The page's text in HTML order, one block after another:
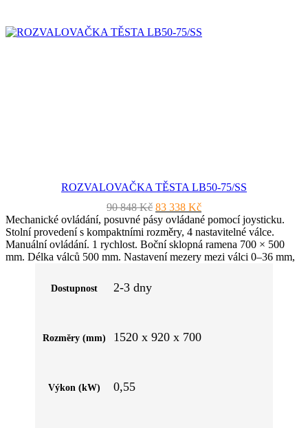
ROZVALOVAČKA TĚSTA LB50-75/SS
90 848Kč Původní
cena
byla:
90
848 Kč.
83 338 KčAktuální
cena
je:
83
338 Kč.
Mechanické ovládání, posuvné pásy ovládané pomocí joysticku.
Stolní provedení s kompaktními rozměry, 4 nastavitelné válce.
Manuální ovládání. 1 rychlost. Boční sklopná ramena 700 × 500
mm. Délka válců 500 mm. Nastavení mezery mezi válci 0–36 mm,
složeném stavu 380 × 920 × 850 mm. Standardní výbava: 2
cukrářské válečky.
Dostupnost 2-3 dny
Rozměry (mm) 1520 x 920 x 700
Výkon (kW) 0,55